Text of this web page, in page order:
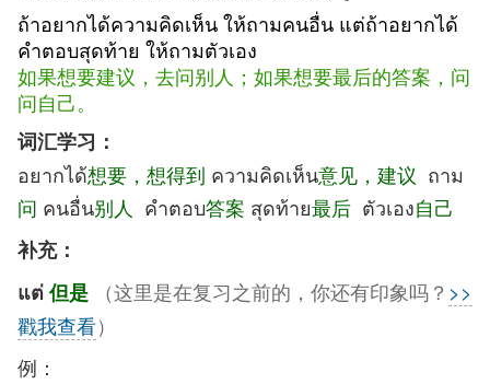
ถ้าอยากได้ความคิดเห็น ให้ถามคนอื่น แต่ถ้าอยากได้
คำตอบสุดท้าย ให้ถามตัวเอง
如果想要建议，去问别人；如果想要最后的答案，问
问自己。
词汇学习：
อยากได้想要，想得到 ความคิดเห็น意见，建议 ถาม
问 คนอื่น别人 คำตอบ答案 สุดท้าย最后 ตัวเอง自己
补充：
แต่但是 （这里是在复习之前的，你还有印象吗？ >>
戳我查看）
例：